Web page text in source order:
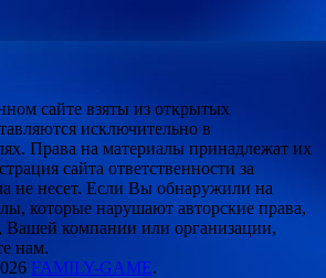
сайте взяты из открытых
исключительно в
Права на материалы принадлежат их
сайта ответственности за
не несет. Если Вы обнаружили на
которые нарушают авторские права,
компании или организации,
нам.
FAMILY-GAME.